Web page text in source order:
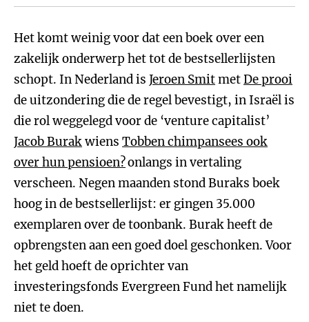
Het komt weinig voor dat een boek over een
zakelijk onderwerp het tot de bestsellerlijsten
schopt. In Nederland is Jeroen SmitmetDe prooi
de uitzondering die de regel bevestigt, in Israël is
die rol weggelegd voor de ‘venture capitalist’
Jacob Burakwiens Tobben chimpansees ook
over hun pensioen?onlangs in vertaling
verscheen. Negen maanden stond Buraks boek
hoog in de bestsellerlijst: er gingen 35.000
exemplaren over de toonbank. Burak heeft de
opbrengsten aan een goed doel geschonken. Voor
het geld hoeft de oprichter van
investeringsfonds Evergreen Fund het namelijk
niet te doen.